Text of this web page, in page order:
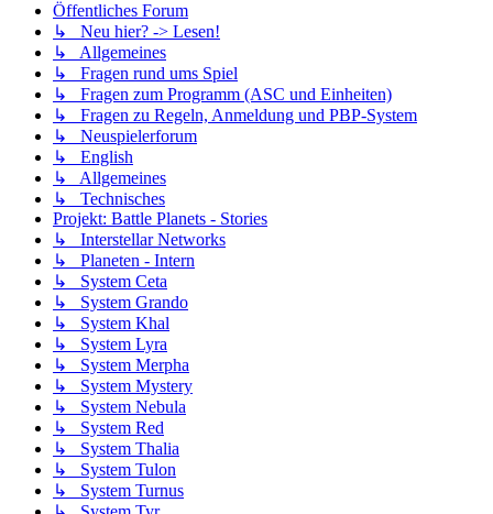
Öffentliches Forum
↳ Neu hier? -> Lesen!
↳ Allgemeines
↳ Fragen rund ums Spiel
↳ Fragen zum Programm (ASC und Einheiten)
↳ Fragen zu Regeln, Anmeldung und PBP-System
↳ Neuspielerforum
↳ English
↳ Allgemeines
↳ Technisches
Projekt: Battle Planets - Stories
↳ Interstellar Networks
↳ Planeten - Intern
↳ System Ceta
↳ System Grando
↳ System Khal
↳ System Lyra
↳ System Merpha
↳ System Mystery
↳ System Nebula
↳ System Red
↳ System Thalia
↳ System Tulon
↳ System Turnus